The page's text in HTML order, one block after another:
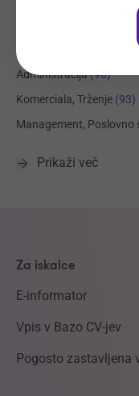
Prehrambena
Elektrotehnika,
Administracija(96)
Komerciala, Trženje (93)
Management, Poslovno
Prikaži več
Za iskalce
E-informator
Vpis v Bazo CV-jev
Pogosto zastavljena